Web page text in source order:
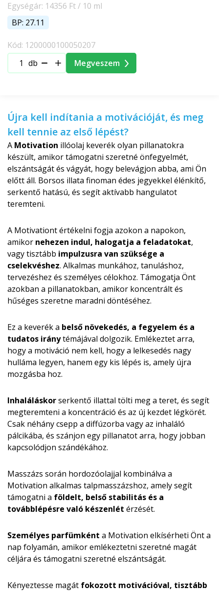
Egységár: 14356 Ft / 10 ml
BP: 27.11
Kód: 1200000100050207
db
Megveszem
Újra kell indítania a motivációját, és meg
kell tennie az első lépést?
A Motivation illóolaj keverék olyan pillanatokra
készült, amikor támogatni szeretné önfegyelmét,
elszántságát és vágyát, hogy belevágjon abba, ami Ön
előtt áll. Borsos illata finoman édes jegyekkel élénkítő,
serkentő hatású, és segít aktívabb hangulatot
teremteni.
A Motivationt értékelni fogja azokon a napokon,
amikor nehezen indul, halogatja a feladatokat,
vagy tisztább impulzusra van szüksége a
cselekvéshez. Alkalmas munkához, tanuláshoz,
tervezéshez és személyes célokhoz. Támogatja Önt
azokban a pillanatokban, amikor koncentrált és
hűséges szeretne maradni döntéséhez.
Ez a keverék a belső növekedés, a fegyelem és a
tudatos iránytémájával dolgozik. Emlékeztet arra,
hogy a motiváció nem kell, hogy a lelkesedés nagy
hulláma legyen, hanem egy kis lépés is, amely újra
mozgásba hoz.
Inhaláláskorserkentő illattal tölti meg a teret, és segít
megteremteni a koncentráció és az új kezdet légkörét.
Csak néhány csepp a diffúzorba vagy az inhaláló
pálcikába, és szánjon egy pillanatot arra, hogy jobban
kapcsolódjon szándékához.
Masszázs során hordozóolajjal kombinálva a
Motivation alkalmas talpmasszázshoz, amely segít
támogatni a földelt, belső stabilitás és a
továbblépésre való készenlét érzését.
Személyes parfümként a Motivation elkísérheti Önt a
nap folyamán, amikor emlékeztetni szeretné magát
céljára és támogatni szeretné elszántságát.
Kényeztesse magát fokozott motivációval, tisztább